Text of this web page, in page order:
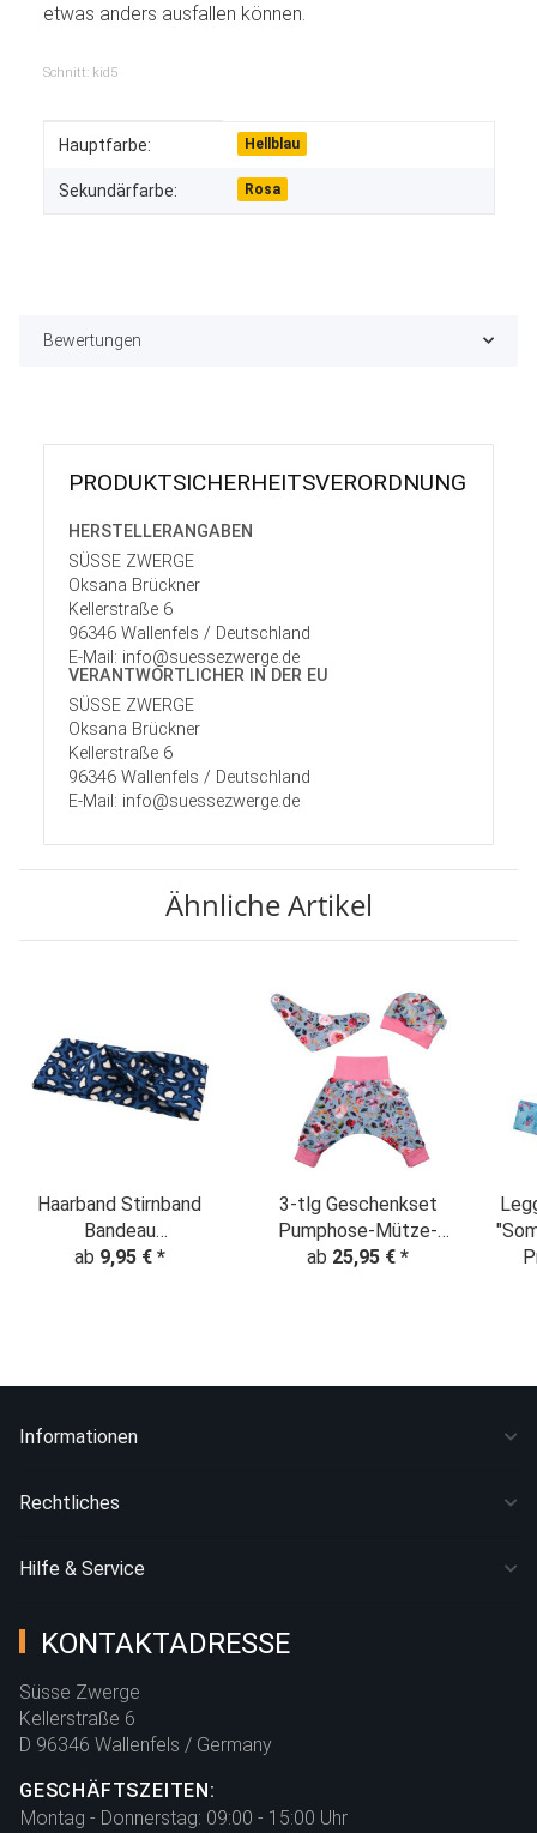
etwas anders ausfallen können.
Schnitt: kid5
Produkteigenschaft
Wert
Hauptfarbe: Hellblau
Sekundärfarbe: Rosa
Bewertungen
PRODUKT­SICHER­HEITS­VER­ORD­NUNG
HERSTELLER­ANGABEN
SÜSSE ZWERGE
Oksana Brückner
Kellerstraße 6
96346 Wallenfels / Deutschland
E-Mail: info@suessezwerge.de
VERANTWORT­LICHER IN DER EU
SÜSSE ZWERGE
Oksana Brückner
Kellerstraße 6
96346 Wallenfels / Deutschland
E-Mail: info@suessezwerge.de
Ähnliche Artikel
Haarband Stirnband
Bandeau
"Leopardenmuster"
ab 9,95 € *
3-tlg Geschenkset
Pumphose-Mütze-
Tuch "Rosentraum"
ab 25,95 € *
Informationen
Rechtliches
Hilfe & Service
KONTAKTADRESSE
Süsse Zwerge
Kellerstraße 6
D 96346 Wallenfels / Germany
GESCHÄFTSZEITEN:
Montag - Donnerstag: 09:00 - 15:00 Uhr